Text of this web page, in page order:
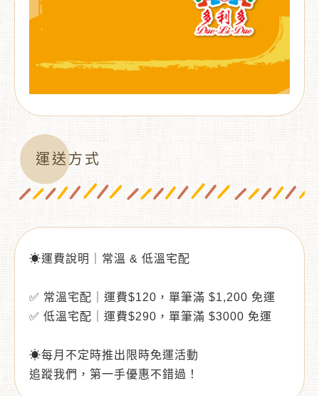
運送方式
☀運費說明｜常溫 & 低溫宅配
✅ 常溫宅配｜運費$120，單筆滿 $1,200 免運
✅ 低溫宅配｜運費$290，單筆滿 $3000 免運
☀每月不定時推出限時免運活動
追蹤我們，第一手優惠不錯過！